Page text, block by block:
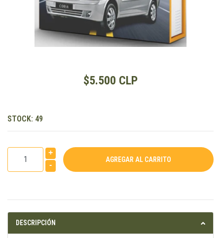
$5.500 CLP
STOCK: 49
+
-
DESCRIPCIÓN